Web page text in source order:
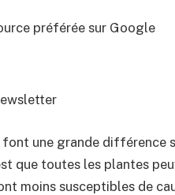
préférée sur Google
une grande différence
que toutes les plantes
moins susceptibles de